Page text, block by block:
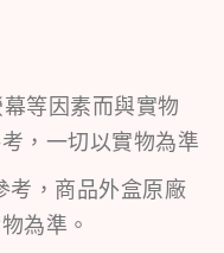
等因素而與實物
，一切以實物為準
考，商品外盒原廠
為準。